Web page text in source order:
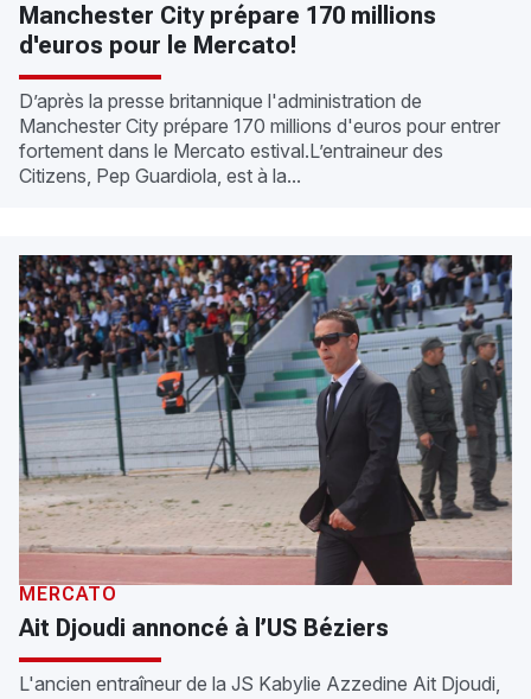
Manchester City prépare 170 millions
d'euros pour le Mercato!
D’après la presse britannique l'administration de
Manchester City prépare 170 millions d'euros pour entrer
fortement dans le Mercato estival.L’entraineur des
Citizens, Pep Guardiola, est à la...
MERCATO
Ait Djoudi annoncé à l’US Béziers
L'ancien entraîneur de la JS Kabylie Azzedine Ait Djoudi,